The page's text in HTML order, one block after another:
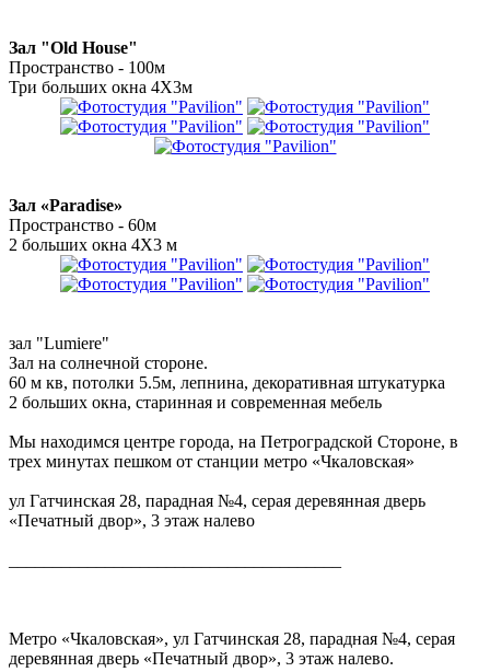
Зал "Old House"
Пространство - 100м
Три больших окна 4Х3м
Зал «Paradise»
Пространство - 60м
2 больших окна 4Х3 м
зал "Lumiere"
Зал на солнечной стороне.
60 м кв, потолки 5.5м, лепнина, декоративная штукатурка
2 больших окна, старинная и современная мебель
Мы находимся центре города, на Петроградской Стороне, в
трех минутах пешком от станции метро «Чкаловская»
ул Гатчинская 28, парадная №4, серая деревянная дверь
«Печатный двор», 3 этаж налево
Метро «Чкаловская», ул Гатчинская 28, парадная №4, серая
деревянная дверь «Печатный двор», 3 этаж налево.